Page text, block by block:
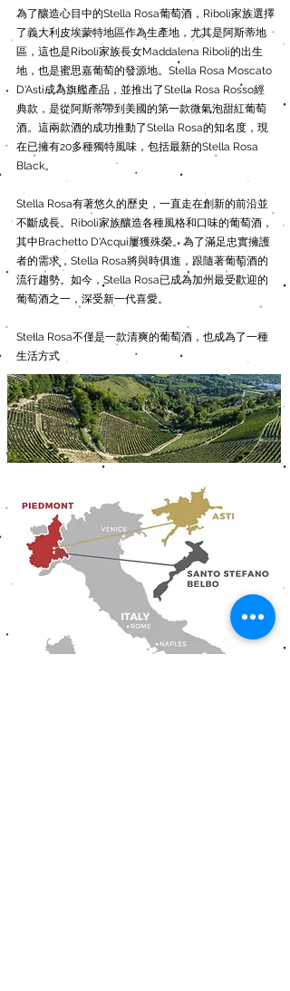
為了釀造心目中的Stella Rosa葡萄酒，Riboli家族選擇
了義大利皮埃蒙特地區作為生產地，尤其是阿斯蒂地
區，這也是Riboli家族長女Maddalena Riboli的出生
地，也是蜜思嘉葡萄的發源地。Stella Rosa Moscato
D'Asti成為旗艦產品，並推出了Stella Rosa Rosso經
典款，是從阿斯蒂帶到美國的第一款微氣泡甜紅葡萄
酒。這兩款酒的成功推動了Stella Rosa的知名度，現
在已擁有20多種獨特風味，包括最新的Stella Rosa
Black。
Stella Rosa有著悠久的歷史，一直走在創新的前沿並
不斷成長。Riboli家族釀造各種風格和口味的葡萄酒，
其中Brachetto D'Acqui屢獲殊榮。為了滿足忠實擁護
者的需求，Stella Rosa將與時俱進，跟隨著葡萄酒的
流行趨勢。如今，Stella Rosa已成為加州最受歡迎的
葡萄酒之一，深受新一代喜愛。
Stella Rosa不僅是一款清爽的葡萄酒，也成為了一種
生活方式